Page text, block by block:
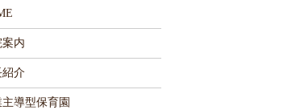
案内
紹介
導型保育園